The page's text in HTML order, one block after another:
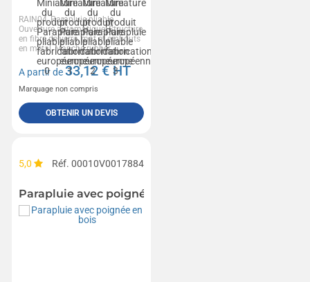
RAIN04, Parapluie pliable,
Ouverture automatique, Structure
en fibre de verre, mât et embouts
en métal, Manche rubber,...
A partir de33,12 € HT
Marquage non compris
OBTENIR UN DEVIS
5,0 Réf. 00010V0017884
Parapluie avec poignée en bois